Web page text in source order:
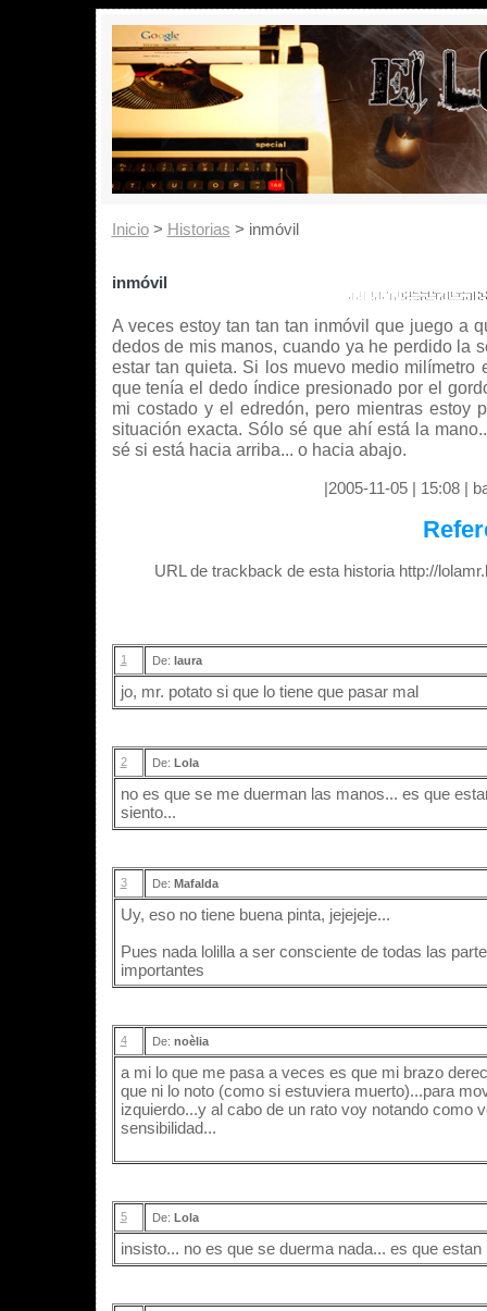
Inicio> Historias > inmóvil
inmóvil
A veces estoy tan tan tan inmóvil que juego a
dedos de mis manos, cuando ya he perdido la
estar tan quieta. Si los muevo medio milímetro
que tenía el dedo índice presionado por el
mi costado y el edredón, pero mientras estoy
situación exacta. Sólo sé que ahí está la
sé si está hacia arriba... o hacia abajo.
|2005-11-05 | 15:08 |
URL de trackback de esta historia http://
1 De: laura
jo, mr. potato si que lo tiene que pasar mal
2 De: Lola
no es que se me duerman las manos... es que
siento...
3 De: Mafalda
Uy, eso no tiene buena pinta, jejejeje...
Pues nada lolilla a ser consciente de todas las
importantes
4 De: noèlia
a mi lo que me pasa a veces es que mi brazo
que ni lo noto (como si estuviera muerto)...para
izquierdo...y al cabo de un rato voy notando como
sensibilidad...
5 De: Lola
insisto... no es que se duerma nada... es que estan